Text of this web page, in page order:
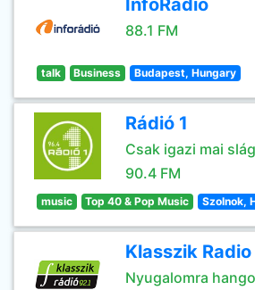
InfoRádió
88.1 FM
talk Business Budapest, Hungary
Rádió 1
Csak igazi mai
90.4 FM
music Top 40 & Pop Music Szolnok,
Klasszik Radio
Nyugalomra